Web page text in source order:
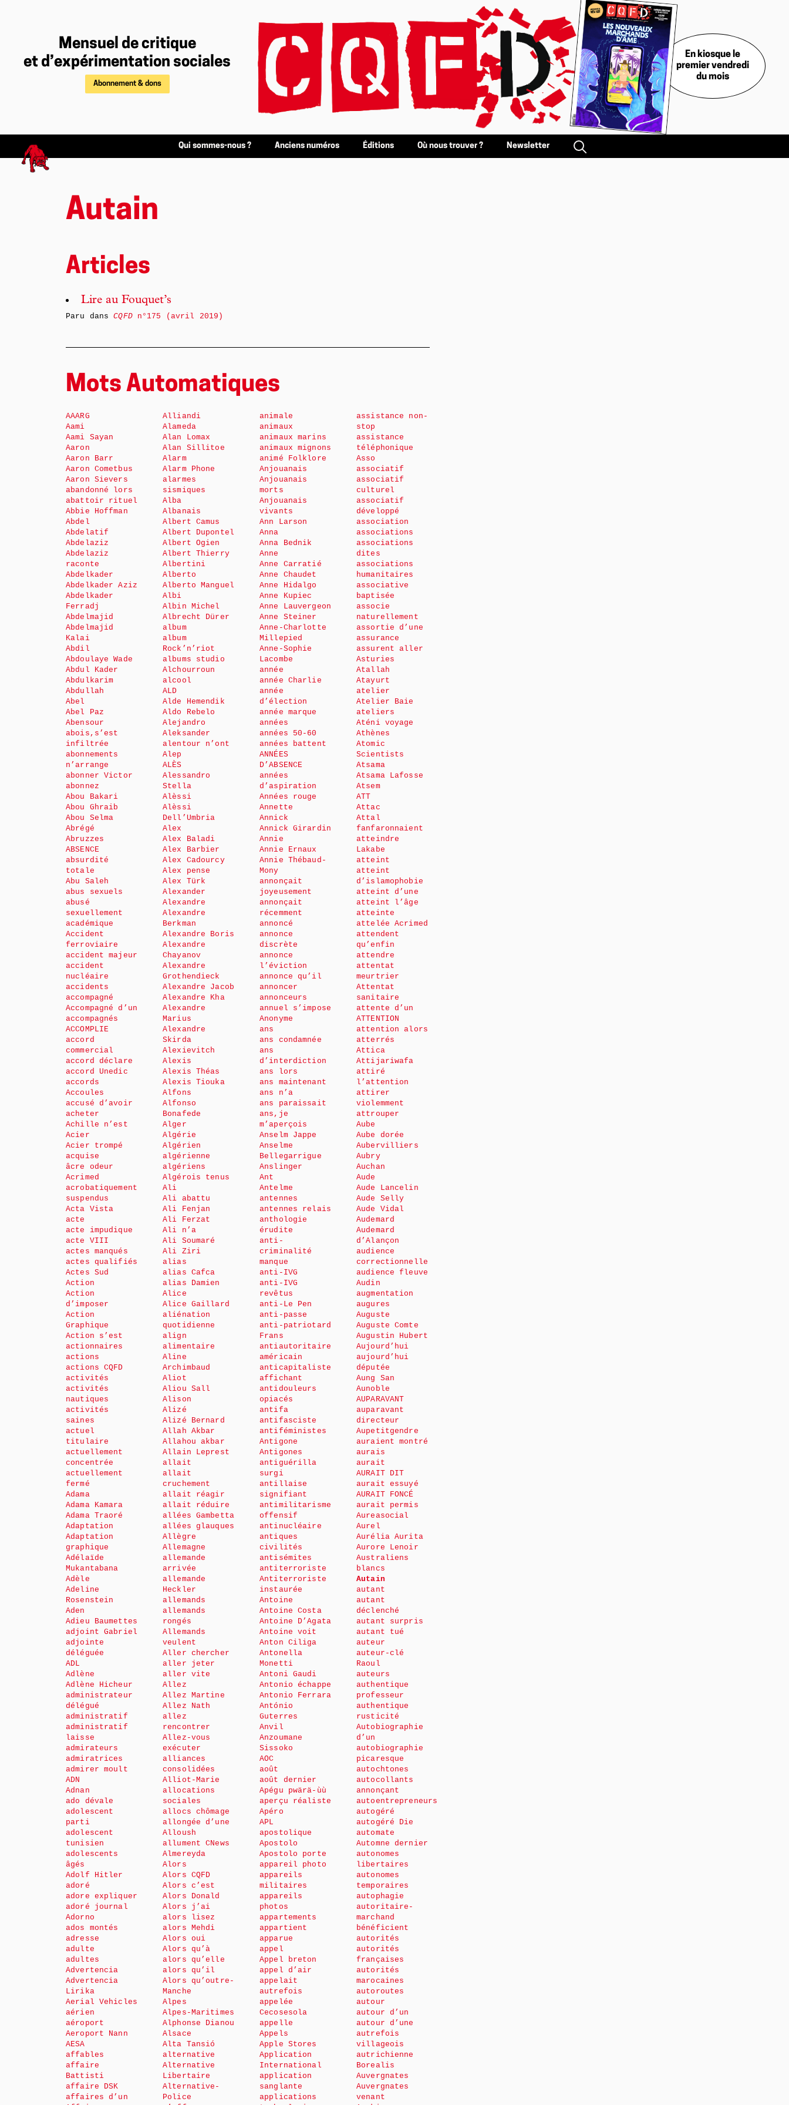
Mensuel de critique
et d’expérimentation sociales
Abonnement & dons
En kiosque le
premier vendredi
du mois
Qui sommes-nous ? Anciens numéros Éditions Où nous trouver ? Newsletter
Autain
Articles
Lire au Fouquet’s
Paru dansCQFDn°175 (avril 2019)
Mots Automatiques
AAARG
Aami
Aami Sayan
Aaron
Aaron Barr
Aaron Cometbus
Aaron Sievers
abandonné lors
abattoir rituel
Abbie Hoffman
Abdel
Abdelatif
Abdelaziz
Abdelaziz
raconte
Abdelkader
Abdelkader Aziz
Abdelkader
Ferradj
Abdelmajid
Abdelmajid
Kalai
Abdil
Abdoulaye Wade
Abdul Kader
Abdulkarim
Abdullah
Abel
Abel Paz
Abensour
abois,s’est
infiltrée
abonnements
n’arrange
abonner Victor
abonnez
Abou Bakari
Abou Ghraib
Abou Selma
Abrégé
Abruzzes
ABSENCE
absurdité
totale
Abu Saleh
abus sexuels
abusé
sexuellement
académique
Accident
ferroviaire
accident majeur
accident
nucléaire
accidents
accompagné
Accompagné d’un
accompagnés
ACCOMPLIE
accord
commercial
accord déclare
accord Unedic
accords
Accoules
accusé d’avoir
acheter
Achille n’est
Acier
Acier trompé
acquise
âcre odeur
Acrimed
acrobatiquement
suspendus
Acta Vista
acte
acte impudique
acte VIII
actes manqués
actes qualifiés
Actes Sud
Action
Action
d’imposer
Action
Graphique
Action s’est
actionnaires
actions
actions CQFD
activités
activités
nautiques
activités
saines
actuel
titulaire
actuellement
concentrée
actuellement
fermé
Adama
Adama Kamara
Adama Traoré
Adaptation
Adaptation
graphique
Adélaïde
Mukantabana
Adèle
Adeline
Rosenstein
Aden
Adieu Baumettes
adjoint Gabriel
adjointe
déléguée
ADL
Adlène
Adlène Hicheur
administrateur
délégué
administratif
administratif
laisse
admirateurs
admiratrices
admirer moult
ADN
Adnan
ado dévale
adolescent
parti
adolescent
tunisien
adolescents
âgés
Adolf Hitler
adoré
adore expliquer
adoré journal
Adorno
ados montés
adresse
adulte
adultes
Advertencia
Advertencia
Lirika
Aerial Vehicles
aérien
aéroport
Aeroport Nann
AESA
affables
affaire
Battisti
affaire DSK
affaires d’un
Alliandi
Alameda
Alan Lomax
Alan Sillitoe
Alarm
Alarm Phone
alarmes
sismiques
Alba
Albanais
Albert Camus
Albert Dupontel
Albert Ogien
Albert Thierry
Albertini
Alberto
Alberto Manguel
Albi
Albin Michel
Albrecht Dürer
album
album
Rock’n’riot
albums studio
Alchourroun
alcool
ALD
Alde Hemendik
Aldo Rebelo
Alejandro
Aleksander
alentour n’ont
Alep
ALÈS
Alessandro
Stella
Alèssi
Alèssi
Dell’Umbria
Alex
Alex Baladi
Alex Barbier
Alex Cadourcy
Alex pense
Alex Türk
Alexander
Alexandre
Alexandre
Berkman
Alexandre Boris
Alexandre
Chayanov
Alexandre
Grothendieck
Alexandre Jacob
Alexandre Kha
Alexandre
Marius
Alexandre
Skirda
Alexievitch
Alexis
Alexis Théas
Alexis Tiouka
Alfons
Alfonso
Bonafede
Alger
Algérie
Algérien
algérienne
algériens
Algérois tenus
Ali
Ali abattu
Ali Fenjan
Ali Ferzat
Ali n’a
Ali Soumaré
Ali Ziri
alias
alias Cafca
alias Damien
Alice
Alice Gaillard
aliénation
quotidienne
align
alimentaire
Aline
Archimbaud
Aliot
Aliou Sall
Alison
Alizé
Alizé Bernard
Allah Akbar
Allahou akbar
Allain Leprest
allait
allait
cruchement
allait réagir
allait réduire
allées Gambetta
allées glauques
Allègre
Allemagne
allemande
arrivée
allemande
Heckler
allemands
allemands
rongés
Allemands
veulent
Aller chercher
aller jeter
aller vite
Allez
Allez Martine
Allez Nath
allez
rencontrer
Allez-vous
exécuter
alliances
consolidées
Alliot-Marie
allocations
sociales
allocs chômage
allongée d’une
Alloush
allument CNews
Almereyda
Alors
Alors CQFD
Alors c’est
Alors Donald
Alors j’ai
alors lisez
alors Mehdi
Alors oui
Alors qu’à
alors qu’elle
alors qu’il
Alors qu’outre-
Manche
Alpes
Alpes-Maritimes
Alphonse Dianou
Alsace
Alta Tansió
alternative
Alternative
Libertaire
Alternative-
Police
animale
animaux
animaux marins
animaux mignons
animé Folklore
Anjouanais
Anjouanais
morts
Anjouanais
vivants
Ann Larson
Anna
Anna Bednik
Anne
Anne Carratié
Anne Chaudet
Anne Hidalgo
Anne Kupiec
Anne Lauvergeon
Anne Steiner
Anne-Charlotte
Millepied
Anne-Sophie
Lacombe
année
année Charlie
année
d’élection
année marque
années
années 50-60
années battent
ANNÉES
D’ABSENCE
années
d’aspiration
Années rouge
Annette
Annick
Annick Girardin
Annie
Annie Ernaux
Annie Thébaud-
Mony
annonçait
joyeusement
annonçait
récemment
annoncé
annonce
discrète
annonce
l’éviction
annonce qu’il
annoncer
annonceurs
annuel s’impose
Anonyme
ans
ans condamnée
ans
d’interdiction
ans lors
ans maintenant
ans n’a
ans paraissait
ans,je
m’aperçois
Anselm Jappe
Anselme
Bellegarrigue
Anslinger
Ant
Antelme
antennes
antennes relais
anthologie
érudite
anti-
criminalité
manque
anti-IVG
anti-IVG
revêtus
anti-Le Pen
anti-passe
anti-patriotard
Frans
antiautoritaire
américain
anticapitaliste
affichant
antidouleurs
opiacés
antifa
antifasciste
antiféministes
Antigone
Antigones
antiguérilla
surgi
antillaise
signifiant
antimilitarisme
offensif
antinucléaire
antiques
civilités
antisémites
antiterroriste
Antiterroriste
instaurée
Antoine
Antoine Costa
Antoine D’Agata
Antoine voit
Anton Ciliga
Antonella
Monetti
Antoni Gaudi
Antonio échappe
Antonio Ferrara
António
Guterres
Anvil
Anzoumane
Sissoko
AOC
août
août dernier
Apégu pwärä-ùù
aperçu réaliste
Apéro
APL
apostolique
Apostolo
Apostolo porte
appareil photo
appareils
militaires
appareils
photos
appartements
appartient
apparue
appel
Appel breton
appel d’air
appelait
autrefois
appelée
Cecosesola
appelle
Appels
Apple Stores
Application
International
application
sanglante
applications
assistance non-
stop
assistance
téléphonique
Asso
associatif
associatif
culturel
associatif
développé
association
associations
associations
dites
associations
humanitaires
associative
baptisée
associe
naturellement
assortie d’une
assurance
assurent aller
Asturies
Atallah
Atayurt
atelier
Atelier Baie
ateliers
Aténi voyage
Athènes
Atomic
Scientists
Atsama
Atsama Lafosse
Atsem
ATT
Attac
Attal
fanfaronnaient
atteindre
Lakabe
atteint
atteint
d’islamophobie
atteint d’une
atteint l’âge
atteinte
attelée Acrimed
attendent
qu’enfin
attendre
attentat
meurtrier
Attentat
sanitaire
attente d’un
ATTENTION
attention alors
atterrés
Attica
Attijariwafa
attiré
l’attention
attirer
violemment
attrouper
Aube
Aube dorée
Aubervilliers
Aubry
Auchan
Aude
Aude Lancelin
Aude Selly
Aude Vidal
Audemard
Audemard
d’Alançon
audience
correctionnelle
audience fleuve
Audin
augmentation
augures
Auguste
Auguste Comte
Augustin Hubert
Aujourd’hui
aujourd’hui
députée
Aung San
Aunoble
AUPARAVANT
auparavant
directeur
Aupetitgendre
auraient montré
aurais
aurait
AURAIT DIT
aurait essuyé
AURAIT FONCÉ
aurait permis
Aureasocial
Aurel
Aurélia Aurita
Aurore Lenoir
Australiens
blancs
Autain
autant
autant
déclenché
autant surpris
autant tué
auteur
auteur-clé
Raoul
auteurs
authentique
professeur
authentique
rusticité
Autobiographie
d’un
autobiographie
picaresque
autochtones
autocollants
annonçant
autoentrepreneurs
autogéré
autogéré Die
automate
Automne dernier
autonomes
libertaires
autonomes
temporaires
autophagie
autoritaire-
marchand
bénéficient
autorités
autorités
françaises
autorités
marocaines
autoroutes
autour
autour d’un
autour d’une
autrefois
villageois
autrichienne
Borealis
Auvergnates
Auvergnates
venant